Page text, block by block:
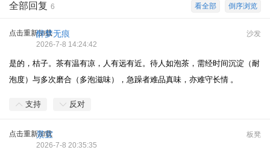
倒序浏览
看全部
全部回复 6
点击重新加载 沙发
醉梦无痕
2026-7-8 14:24:42
是的，桔子。茶有温有凉，人有远有近。待人如泡茶，需经时间沉淀（耐
泡度）与多次磨合（多泡滋味），急躁者难品真味，亦难守长情 。‌‌
支持 反对
点击重新加载 板凳
景宜
2026-7-8 20:35:35